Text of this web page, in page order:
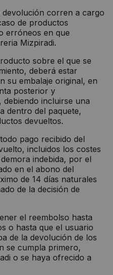
corren a cargo
de productos
erróneos en que
Mizpiradi.
sobre el que se
deberá estar
su embalaje original, en
posterior y
incluirse una
dentro del paquete,
devueltos.
pago recibido del
incluidos los costes
indebida, por el
en el abono del
de 14 días naturales
de la decisión de
el reembolso hasta
o hasta que el usuario
de la devolución de los
se cumpla primero,
o se haya ofrecido a